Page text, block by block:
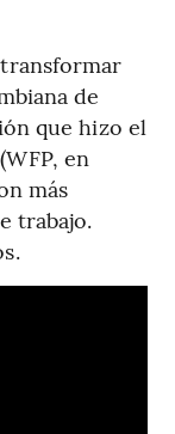
de
que hizo el
en
más
trabajo.